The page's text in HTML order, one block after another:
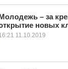
– за
новых
11.10.2019